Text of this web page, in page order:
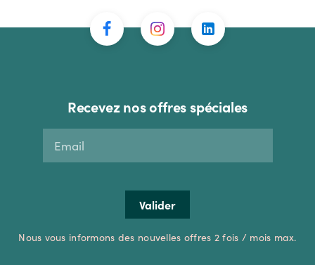
Recevez nos offres spéciales
Nous vous informons des nouvelles offres 2 fois / mois max.